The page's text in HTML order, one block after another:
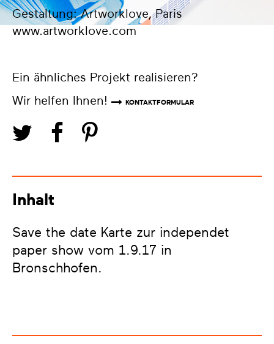
Gestaltung: Artworklove, Paris
www.artworklove.com
Ein ähnliches Projekt realisieren?
Wir helfen Ihnen!
KONTAKTFORMULAR
Inhalt
Save the date Karte zur independet
paper show vom 1.9.17 in
Bronschhofen.